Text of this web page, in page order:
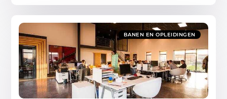
BANEN EN OPLEIDINGEN